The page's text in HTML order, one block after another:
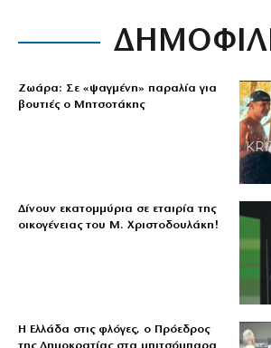
Ζωάρα: Σε «ψαγμένη» παραλία για
βουτιές ο Μητσοτάκης
Δίνουν εκατομμύρια σε εταιρία της
οικογένειας του Μ. Χριστοδουλάκη!
Η Ελλάδα στις φλόγες, ο Πρόεδρος